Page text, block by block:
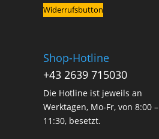
Widerrufsbutton
Shop-Hotline
+43 2639 715030
Die Hotline ist jeweils an
Werktagen, Mo-Fr, von 8:00 –
11:30, besetzt.